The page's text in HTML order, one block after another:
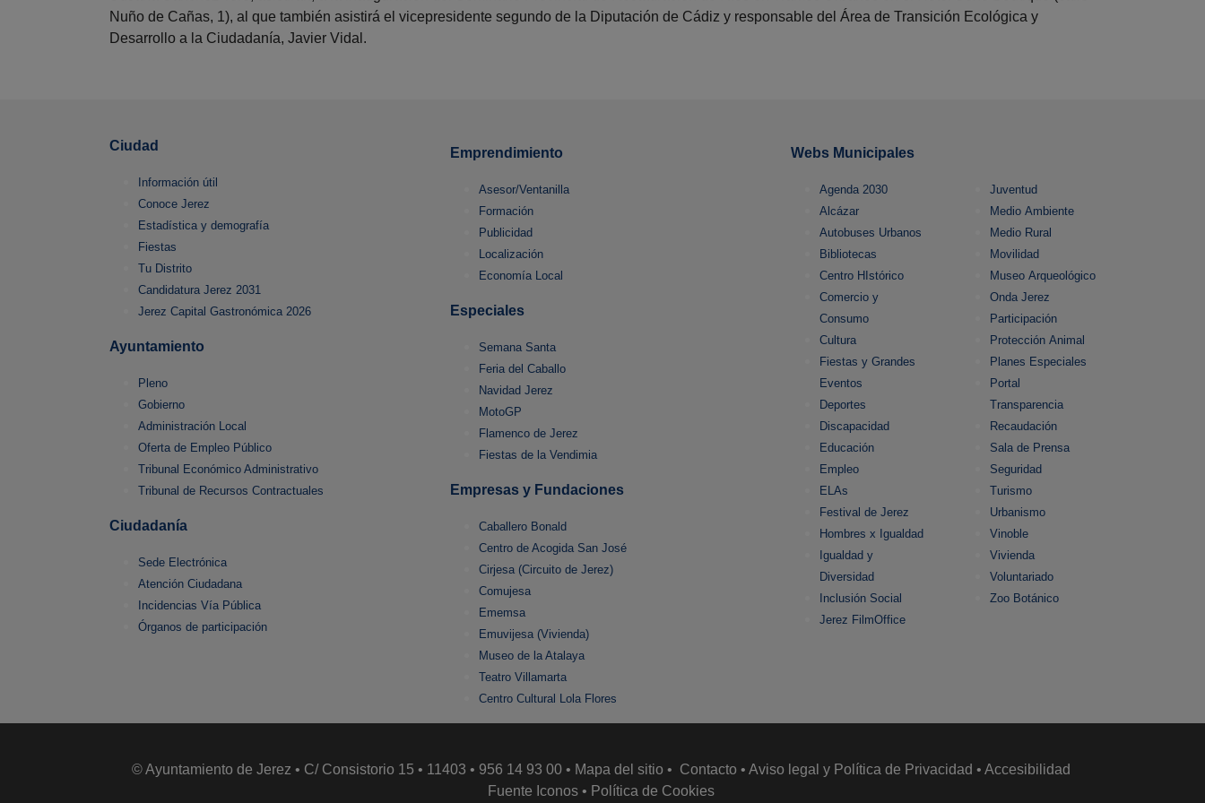
Nuño de Cañas, 1), al que también asistirá el vicepresidente segundo de la Diputación de Cádiz y responsable del Área de Transición Ecológica y
Desarrollo a la Ciudadanía, Javier Vidal.
Ciudad
Información útil
Conoce Jerez
Estadística y demografía
Fiestas
Tu Distrito
Candidatura Jerez 2031
Jerez Capital Gastronómica 2026
Ayuntamiento
Pleno
Gobierno
Administración Local
Oferta de Empleo Público
Tribunal Económico Administrativo
Tribunal de Recursos Contractuales
Ciudadanía
Sede Electrónica
Atención Ciudadana
Incidencias Vía Pública
Órganos de participación
Emprendimiento
Asesor/Ventanilla
Formación
Publicidad
Localización
Economía Local
Especiales
Semana Santa
Feria del Caballo
Navidad Jerez
MotoGP
Flamenco de Jerez
Fiestas de la Vendimia
Empresas y Fundaciones
Caballero Bonald
Centro de Acogida San José
Cirjesa (Circuito de Jerez)
Comujesa
Ememsa
Emuvijesa (Vivienda)
Museo de la Atalaya
Teatro Villamarta
Centro Cultural Lola Flores
Webs Municipales
Agenda 2030
Alcázar
Autobuses Urbanos
Bibliotecas
Centro HIstórico
Comercio y
Consumo
Cultura
Fiestas y Grandes
Eventos
Deportes
Discapacidad
Educación
Empleo
ELAs
Festival de Jerez
Hombres x Igualdad
Igualdad y
Diversidad
Inclusión Social
Jerez FilmOffice
Juventud
Medio Ambiente
Medio Rural
Movilidad
Museo Arqueológico
Onda Jerez
Participación
Protección Animal
Planes Especiales
Portal
Transparencia
Recaudación
Sala de Prensa
Seguridad
Turismo
Urbanismo
Vinoble
Vivienda
Voluntariado
Zoo Botánico
© Ayuntamiento de Jerez • C/ Consistorio 15 • 11403 • 956 14 93 00 • Mapa del sitio • Contacto • Aviso legal y Política de Privacidad • Accesibilidad
Fuente Iconos• Política de Cookies